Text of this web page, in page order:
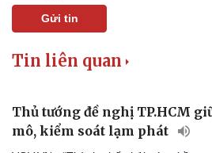
Lịch thi đấu bóng đá
Thế giới thể thao
Hậu trường
Gửi tin
Tin liên quan
Thủ tướng đề nghị TP.HCM
mô, kiểm soát lạm phát